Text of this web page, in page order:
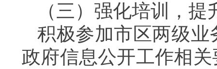
（三）强化培训，提
积极参加市区两级
政府信息公开工作相